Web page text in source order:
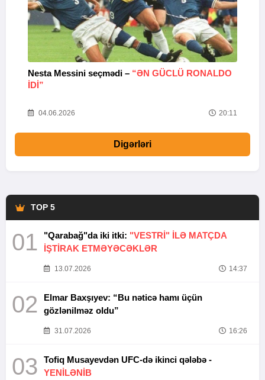
Nesta Messini seçmədi – “ƏN GÜCLÜ RONALDO
IDI”
04.06.2026 20:11
Digərləri
TOP 5
01 "Qarabağ"da iki itki: "VESTRİ" İLƏ MATÇDA
İŞTİRAK ETMƏYƏCƏKLƏR
13.07.2026 14:37
02
Elmar Baxşıyev: “Bu nəticə hamı üçün
gözlənilməz oldu”
31.07.2026 16:26
03
Tofiq Musayevdən UFC-də ikinci qələbə -
YENİLƏNİB